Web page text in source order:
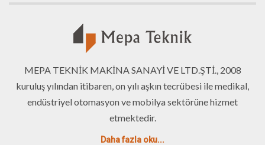
MEPA TEKNİK MAKİNA SANAYİ VE LTD.ŞTİ., 2008
kuruluş yılından itibaren, on yılı aşkın tecrübesi ile medikal,
endüstriyel otomasyon ve mobilya sektörüne hizmet
etmektedir.
Daha fazla oku...